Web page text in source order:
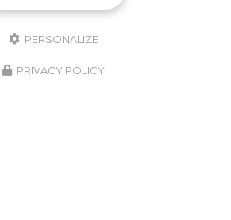
PERSONALIZE
PRIVACY POLICY